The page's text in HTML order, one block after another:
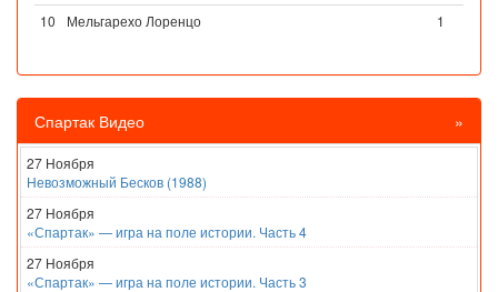
10
Мельгарехо Лоренцо 1
Спартак Видео »
27 Ноября
Невозможный Бесков (1988)
27 Ноября
«Спартак» — игра на поле истории. Часть 4
27 Ноября
«Спартак» — игра на поле истории. Часть 3